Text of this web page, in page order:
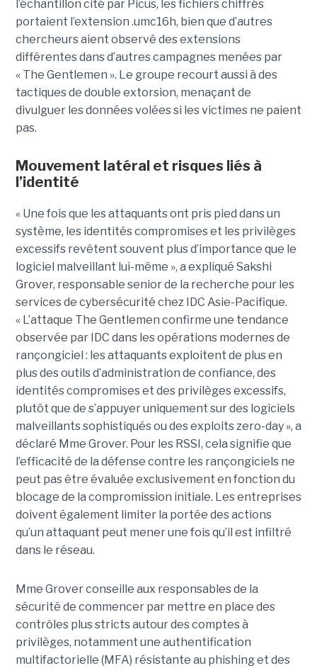
l’échantillon cité par Picus, les fichiers chiffrés
portaient l’extension .umc16h, bien que d’autres
chercheurs aient observé des extensions
différentes dans d’autres campagnes menées par
« The Gentlemen ». Le groupe recourt aussi à des
tactiques de double extorsion, menaçant de
divulguer les données volées si les victimes ne paient
pas.
Mouvement latéral et risques liés à
l’identité
« Une fois que les attaquants ont pris pied dans un
système, les identités compromises et les privilèges
excessifs revêtent souvent plus d’importance que le
logiciel malveillant lui-même », a expliqué Sakshi
Grover, responsable senior de la recherche pour les
services de cybersécurité chez IDC Asie-Pacifique.
« L’attaque The Gentlemen confirme une tendance
observée par IDC dans les opérations modernes de
rançongiciel : les attaquants exploitent de plus en
plus des outils d’administration de confiance, des
identités compromises et des privilèges excessifs,
plutôt que de s’appuyer uniquement sur des logiciels
malveillants sophistiqués ou des exploits zero-day », a
déclaré Mme Grover. Pour les RSSI, cela signifie que
l’efficacité de la défense contre les rançongiciels ne
peut pas être évaluée exclusivement en fonction du
blocage de la compromission initiale. Les entreprises
doivent également limiter la portée des actions
qu’un attaquant peut mener une fois qu’il est infiltré
dans le réseau.
Mme Grover conseille aux responsables de la
sécurité de commencer par mettre en place des
contrôles plus stricts autour des comptes à
privilèges, notamment une authentification
multifactorielle (MFA) résistante au phishing et des